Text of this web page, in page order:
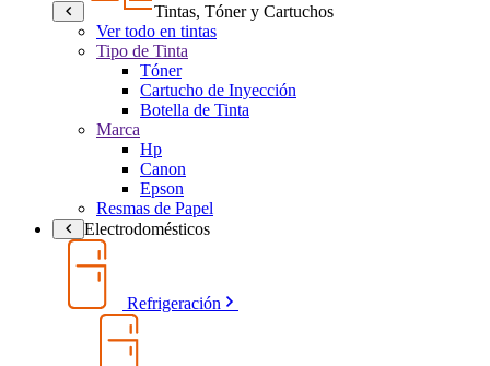
Tintas, Tóner y Cartuchos
Ver todo en tintas
Tipo de Tinta
Tóner
Cartucho de Inyección
Botella de Tinta
Marca
Hp
Canon
Epson
Resmas de Papel
Electrodomésticos
Refrigeración